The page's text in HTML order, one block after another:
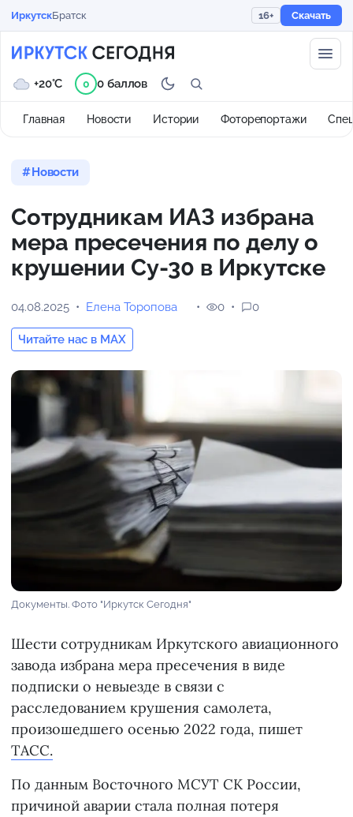
ИркутскБратск 16+ Скачать
Главная Новости Истории Фоторепортажи
+20°C 0 0 баллов
Новости
Сотрудникам ИАЗ избрана
мера пресечения по делу о
крушении Су-30 в Иркутске
04.08.2025 Елена Торопова
Читайте нас в MAX
0 0
Документы. Фото "Иркутск Сегодня"
Шести сотрудникам Иркутского авиационного
завода избрана мера пресечения в виде
подписки о невыезде в связи с
расследованием крушения самолета,
произошедшего осенью 2022 года, пишет
ТАСС.
По данным Восточного МСУТ СК России,
причиной аварии стала полная потеря